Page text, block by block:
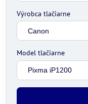
Výrobca tlačiarne
Model tlačiarne